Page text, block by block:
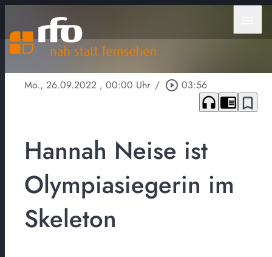
Mo., 26.09.2022 , 00:00 Uhr / play_circle_outline 03:56
headphones chrome_reader_mode bookmark_border
Hannah Neise ist
Olympiasiegerin im
Skeleton